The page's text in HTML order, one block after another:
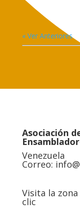
« Ver Anteriores
Asociación
Venezuela
Correo:
Visita la
clic